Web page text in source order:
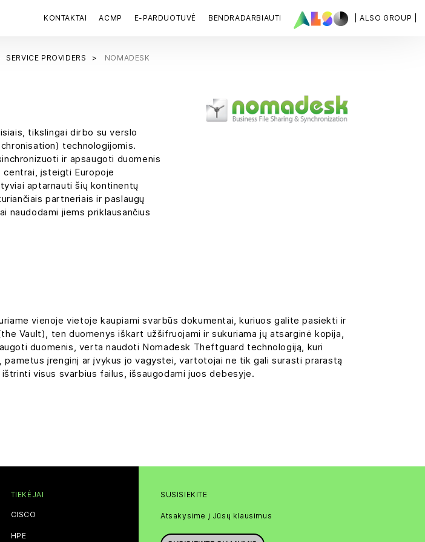
| ALSO GROUP |
KONTAKTAI ACMP E-PARDUOTUVĖ BENDRADARBIAUTI
SERVICE PROVIDERS NOMADESK
tikslingai dirbo su verslo
technologijomis.
ir apsaugoti duomenis
įsteigti Europoje
aptarnauti šių kontinentų
partneriais ir paslaugų
naudodami jiems priklausančius
vienoje vietoje kaupiami svarbūs dokumentai, kuriuos galite pasiekti ir
Vault), ten duomenys iškart užšifruojami ir sukuriama jų atsarginė kopija,
duomenis, verta naudoti Nomadesk Theftguard technologiją, kuri
įrenginį ar įvykus jo vagystei, vartotojai ne tik gali surasti prarastą
visus svarbius failus, išsaugodami juos debesyje.
SUSISIEKITE
Atsakysime į Jūsų klausimus
TIEKĖJAI
CISCO
HPE